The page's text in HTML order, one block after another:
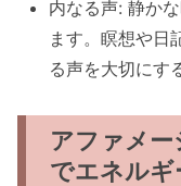
内なる声: 静か
ます。瞑想や日
る声を大切にす
アファメー
でエネルギ